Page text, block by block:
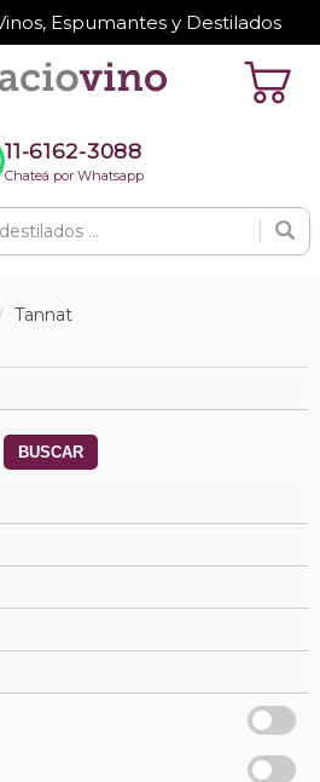
Espumantes y Destilados
11-6162-3088
Chateá por Whatsapp
Tannat
BUSCAR